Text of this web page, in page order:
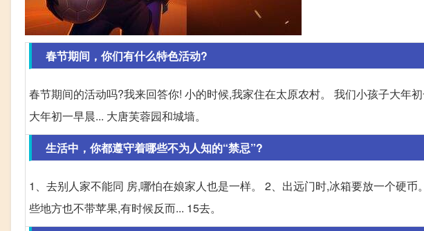
春节期间，你们有什么特色活动?
春节期间的活动吗?我来回答你! 小的时候,我家住在太原农村。 我们小孩子大年
大年初一早晨... 大唐芙蓉园和城墙。
生活中，你都遵守着哪些不为人知的“禁忌”?
1、去别人家不能同 房,哪怕在娘家人也是一样。 2、出远门时,冰箱要放一个硬
些地方也不带苹果,有时候反而... 15去。